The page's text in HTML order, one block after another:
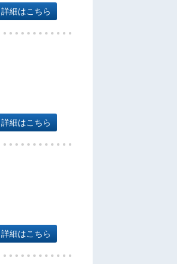
詳細はこちら
詳細はこちら
詳細はこちら